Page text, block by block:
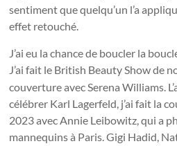
sentiment que quelqu’un l’a
effet retouché.
J’ai eu la chance de boucler la
J’ai fait le British Beauty Show de
couverture avec Serena Williams.
célébrer Karl Lagerfeld, j’ai fait la
2023 avec Annie Leibowitz, qui a
mannequins à Paris. Gigi Hadid,